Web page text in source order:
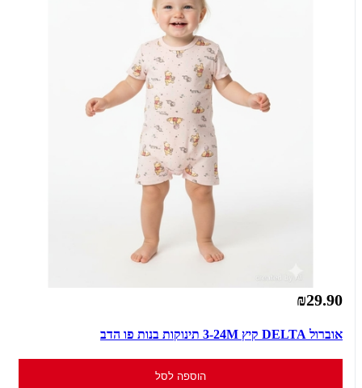
₪29.90
אוברול DELTA קיץ 3-24M תינוקות בנות פו הדב
הוספה לסל